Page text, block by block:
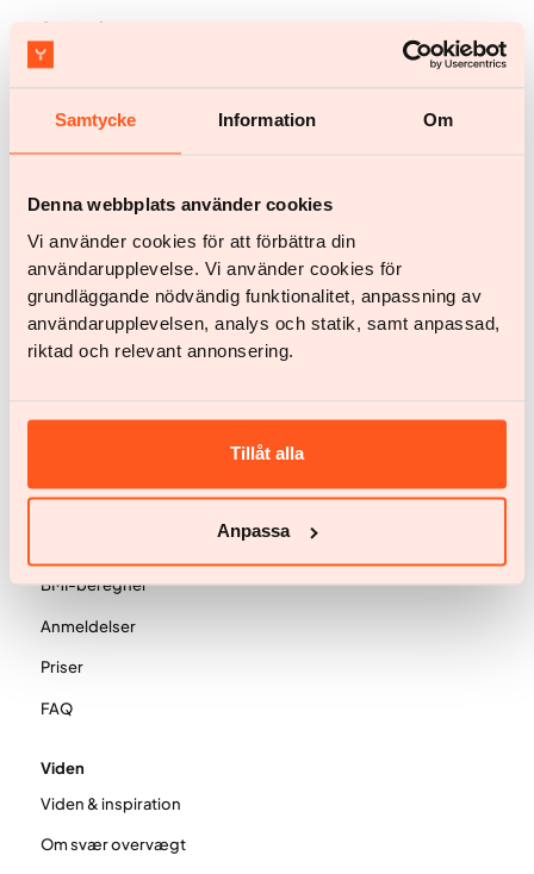
Samtycke Information Om
Denna webbplats använder cookies
Vi använder cookies för att förbättra din
användarupplevelse. Vi använder cookies för
grundläggande nödvändig funktionalitet, anpassning av
användarupplevelsen, analys och statik, samt anpassad,
riktad och relevant annonsering.
Tillåt alla
Anpassa
Start chat
Kom i gang
Har du spørgsmål?
Chat med os
Vores service
Mand
BMI-beregner
Anmeldelser
Priser
FAQ
Viden
Viden & inspiration
Om svær overvægt